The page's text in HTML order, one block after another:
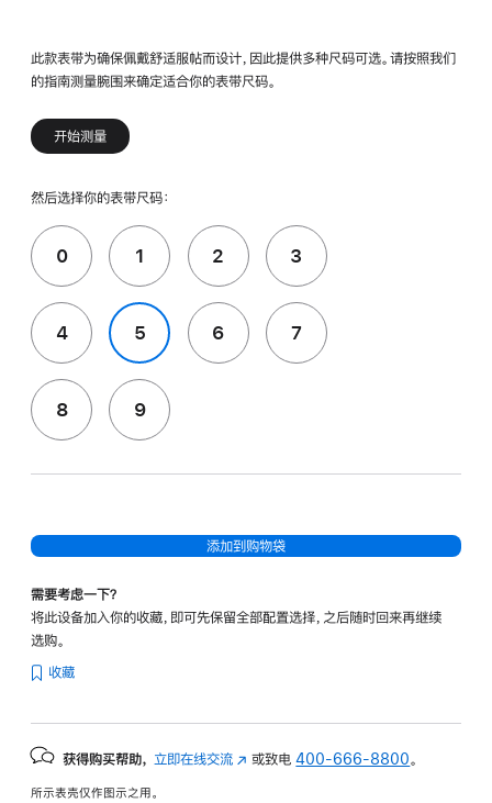
此款表带为确保佩戴舒适服帖而设计，因此提供多种尺码可选。请按照我们
的指南测量腕围来确定适合你的表带尺码。
开始测量
然后选择你的表带尺码：
0 1 2 3
4 5 6 7
8 9
添加到购物袋
需要考虑一下？
将此设备加入你的收藏，即可先保留全部配置选择，之后随时回来再继续
选购。
收藏
获得购买帮助， 立即在线交流 (在 或致电400-666-8800 。
所示表壳仅作图示之用。